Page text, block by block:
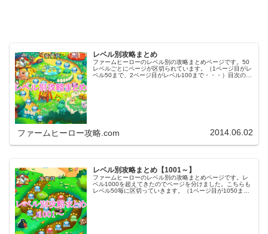
レベル別攻略まとめ
ファームヒーローのレベル別の攻略まとめページです。50
レベルごとにページが区切られています。（1ページ目がレ
ベル50まで、2ページ目がレベル100まで・・・）目次のリ
ファームヒーロー攻略.com 2014.06.02
レベル別攻略まとめ【1001～】
ファームヒーローのレベル別の攻略まとめページです。レ
ベル1000を超えてきたのでページを分けました。こちらも
レベル50毎に区切っていきます。（1ページ目が1050ま